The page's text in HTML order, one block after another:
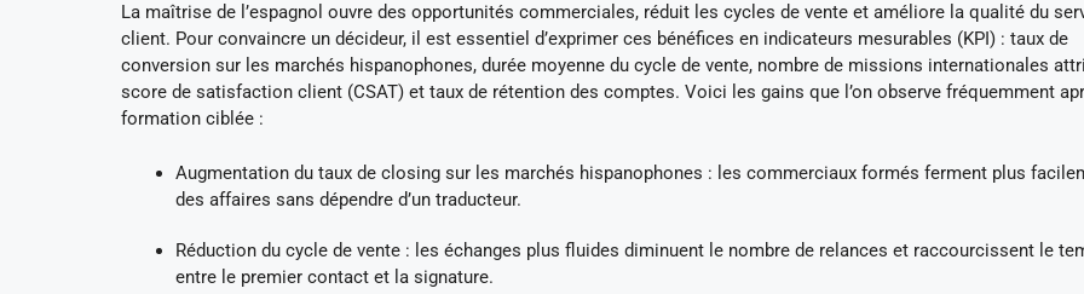
La maîtrise de l’espagnol ouvre des opportunités commerciales, réduit les cycles de vente et améliore la qualité du
client. Pour convaincre un décideur, il est essentiel d’exprimer ces bénéfices en indicateurs mesurables (KPI) : taux de
conversion sur les marchés hispanophones, durée moyenne du cycle de vente, nombre de missions internationales
score de satisfaction client (CSAT) et taux de rétention des comptes. Voici les gains que l’on observe fréquemment
formation ciblée :
Augmentation du taux de closing sur les marchés hispanophones : les commerciaux formés ferment plus
des affaires sans dépendre d’un traducteur.
Réduction du cycle de vente : les échanges plus fluides diminuent le nombre de relances et raccourcissent le
entre le premier contact et la signature.